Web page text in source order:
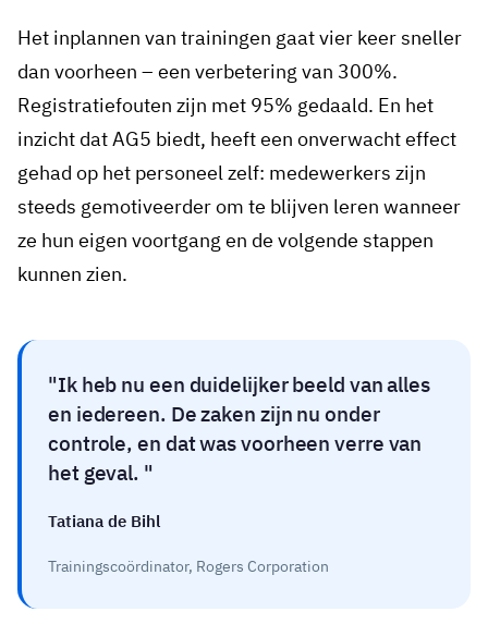
Het inplannen van trainingen gaat vier keer sneller
dan voorheen – een verbetering van 300%.
Registratiefouten zijn met 95% gedaald. En het
inzicht dat AG5 biedt, heeft een onverwacht effect
gehad op het personeel zelf: medewerkers zijn
steeds gemotiveerder om te blijven leren wanneer
ze hun eigen voortgang en de volgende stappen
kunnen zien.
Ik heb nu een duidelijker beeld van alles
en iedereen. De zaken zijn nu onder
controle, en dat was voorheen verre van
het geval.
Tatiana de Bihl
Trainingscoördinator, Rogers Corporation